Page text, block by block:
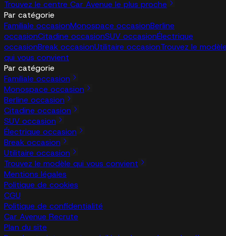
Trouvez le centre Car Avenue le plus proche
Par catégorie
Familiale occasionMonospace occasionBerline
occasionCitadine occasionSUV occasionÉlectrique
occasionBreak occasionUtilitaire occasionTrouvez le
qui vous convient
Par catégorie
Familiale occasion
Monospace occasion
Berline occasion
Citadine occasion
SUV occasion
Électrique occasion
Break occasion
Utilitaire occasion
Trouvez le modèle qui vous convient
Mentions légales
Politique de cookies
CGU
Politique de confidentialité
Car Avenue Recrute
Plan du site